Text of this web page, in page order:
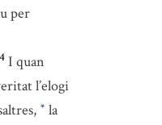
per
I quan
l’elogi
* la